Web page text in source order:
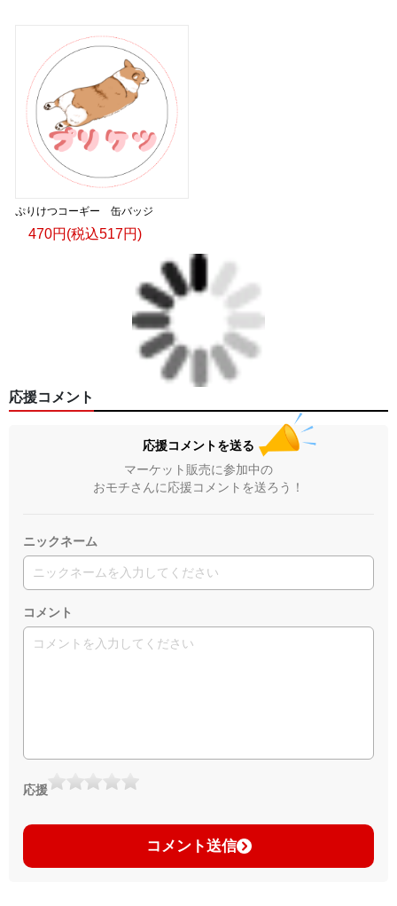
ぷりけつコーギー 缶バッジ
470円(税込517円)
応援コメント
応援コメントを送る
マーケット販売に参加中の
おモチさんに応援コメントを送ろう！
ニックネーム
コメント
応援
コメント送信